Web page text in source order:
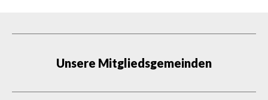
Unsere Mitgliedsgemeinden